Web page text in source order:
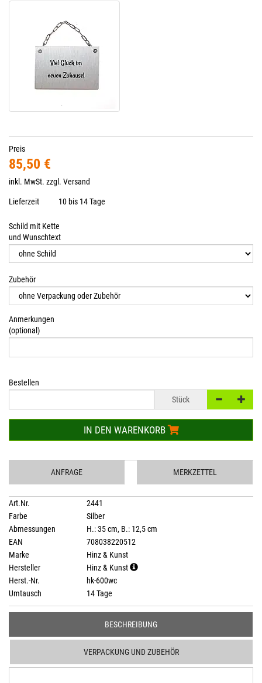
Preis
85,50 €
inkl. MwSt. zzgl. Versand
Lieferzeit 10 bis 14 Tage
Schild mit Kette
und Wunschtext
Zubehör
Anmerkungen
(optional)
Bestellen
Stück
IN DEN WARENKORB
ANFRAGE MERKZETTEL
Art.Nr.
2441
Farbe
Silber
Abmessungen
H.: 35 cm, B.: 12,5 cm
EAN
708038220512
Marke
Hinz & Kunst
Hersteller
Hinz & Kunst
Herst.-Nr.
hk-600wc
Umtausch
14 Tage
BESCHREIBUNG
VERPACKUNG UND ZUBEHÖR